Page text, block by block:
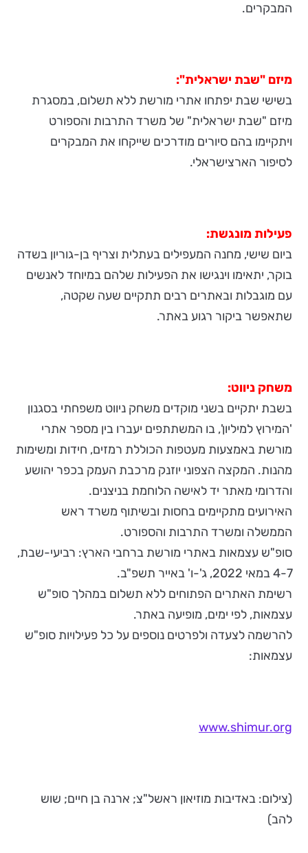
המבקרים.
מיזם "שבת ישראלית":
בשישי שבת יפתחו אתרי מורשת ללא תשלום, במסגרת
מיזם "שבת ישראלית" של משרד התרבות והספורט
ויתקיימו בהם סיורים מודרכים שייקחו את המבקרים
לסיפור הארצישראלי.
פעילות מונגשת:
ביום שישי, מחנה המעפילים בעתלית וצריף בן-גוריון בשדה
בוקר, יתאימו וינגישו את הפעילות שלהם במיוחד לאנשים
עם מוגבלות ובאתרים רבים תתקיים שעה שקטה,
שתאפשר ביקור רגוע באתר.
משחק ניווט:
בשבת יתקיים בשני מוקדים משחק ניווט משפחתי בסגנון
'המירוץ למיליון', בו המשתתפים יעברו בין מספר אתרי
מורשת באמצעות מעטפות הכוללת רמזים, חידות ומשימות
מהנות. המקצה הצפוני יוזנק מרכבת העמק בכפר יהושע
והדרומי מאתר יד לאישה הלוחמת בניצנים.
האירועים מתקיימים בחסות ובשיתוף משרד ראש
הממשלה ומשרד התרבות והספורט.
סופ"ש עצמאות באתרי מורשת ברחבי הארץ: רביעי-שבת,
4-7 במאי 2022, ג'-ו' באייר תשפ"ב.
רשימת האתרים הפתוחים ללא תשלום במהלך סופ"ש
עצמאות, לפי ימים, מופיעה באתר.
להרשמה לצעדה ולפרטים נוספים על כל פעילויות סופ"ש
עצמאות:
www.shimur.org
(צילום: באדיבות מוזיאון ראשל"צ; ארנה בן חיים; שוש
להב)